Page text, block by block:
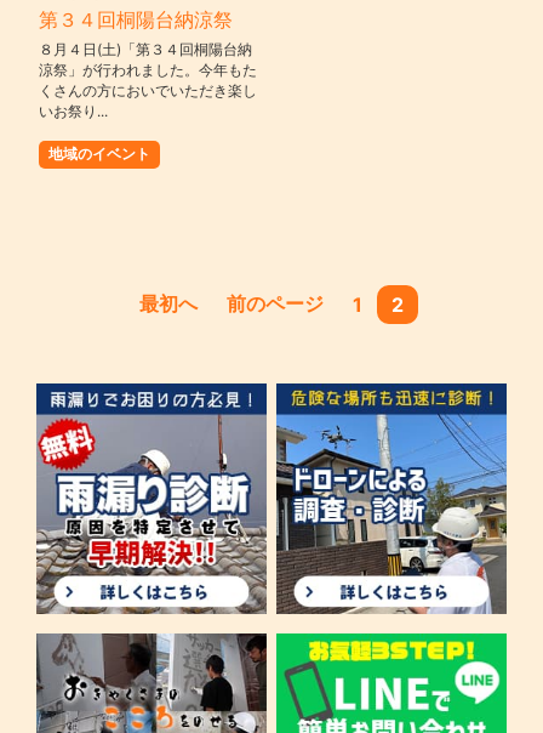
第３４回桐陽台納涼祭
８月４日(土)「第３４回桐陽台納
涼祭」が行われました。今年もた
くさんの方においでいただき楽し
いお祭り...
地域のイベント
最初へ 前のページ 1 2